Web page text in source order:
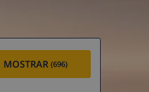
MOSTRAR (696)